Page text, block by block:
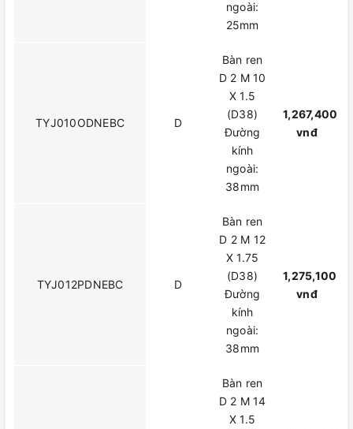
ngoài:
25mm
TYJ010ODNEBC D
Bàn ren
D 2 M 10
X 1.5
(D38)
Đường
kính
ngoài:
38mm
1,267,400
vnđ
TYJ012PDNEBC D
Bàn ren
D 2 M 12
X 1.75
(D38)
Đường
kính
ngoài:
38mm
1,275,100
vnđ
Bàn ren
D 2 M 14
X 1.5